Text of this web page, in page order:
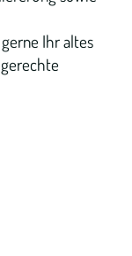
Ihr altes